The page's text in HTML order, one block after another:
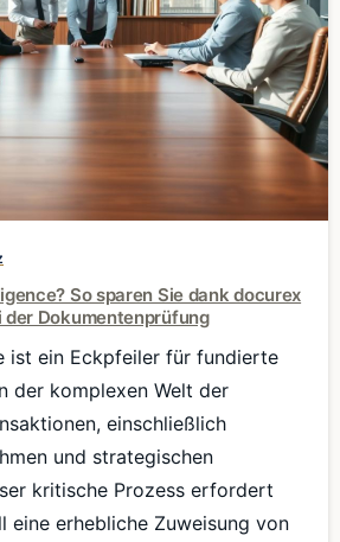
So sparen Sie dank docurex
der Dokumentenprüfung
ist ein Eckpfeiler für fundierte
der komplexen Welt der
einschließlich
und strategischen
kritische Prozess erfordert
eine erhebliche Zuweisung von